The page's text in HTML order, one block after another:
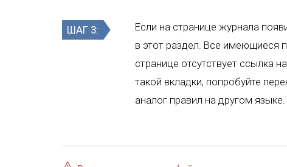
ШАГ 3:
Если на странице журнала
в этот раздел. Все имеющиеся
странице отсутствует ссылка
такой вкладки, попробуйте
аналог правил на другом языке.